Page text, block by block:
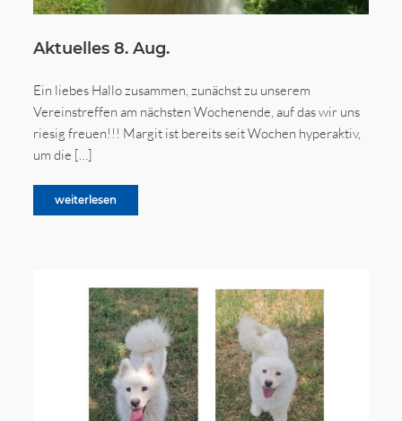
Aktuelles 8. Aug.
Ein liebes Hallo zusammen, zunächst zu unserem
Vereinstreffen am nächsten Wochenende, auf das wir uns
riesig freuen!!! Margit ist bereits seit Wochen hyperaktiv,
um die […]
weiterlesen